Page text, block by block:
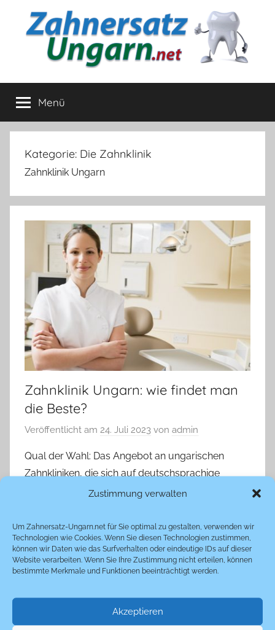
Zustimmung verwalten
Um Zahnersatz-Ungarn.net für Sie optimal zu gestalten, verwenden wir
Technologien wie Cookies. Wenn Sie diesen Technologien zustimmen,
können wir Daten wie das Surfverhalten oder eindeutige IDs auf dieser
Website verarbeiten. Wenn Sie Ihre Zustimmung nicht erteilen, können
bestimmte Merkmale und Funktionen beeinträchtigt werden.
Akzeptieren
Zahnersatz
Ungarn
Lachen
zum
Sparpreis
Menü
Kategorie: Die Zahnklinik
Zahnklinik Ungarn
Zahnklinik Ungarn: wie findet man
die Beste?
Veröffentlicht am 24. Juli 2023 von admin
Qual der Wahl: Das Angebot an ungarischen
Zahnkliniken, die sich auf deutschsprachige
„Zahnreisende“ spezialisiert haben, scheint
Hilfestellung
Weiterlesen